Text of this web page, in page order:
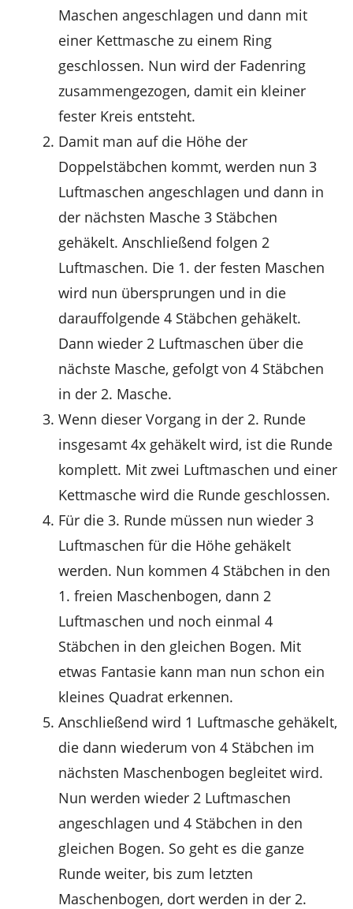
Maschen angeschlagen und dann mit
einer Kettmasche zu einem Ring
geschlossen. Nun wird der Fadenring
zusammengezogen, damit ein kleiner
fester Kreis entsteht.
Damit man auf die Höhe der
Doppelstäbchen kommt, werden nun 3
Luftmaschen angeschlagen und dann in
der nächsten Masche 3 Stäbchen
gehäkelt. Anschließend folgen 2
Luftmaschen. Die 1. der festen Maschen
wird nun übersprungen und in die
darauffolgende 4 Stäbchen gehäkelt.
Dann wieder 2 Luftmaschen über die
nächste Masche, gefolgt von 4 Stäbchen
in der 2. Masche.
Wenn dieser Vorgang in der 2. Runde
insgesamt 4x gehäkelt wird, ist die Runde
komplett. Mit zwei Luftmaschen und einer
Kettmasche wird die Runde geschlossen.
Für die 3. Runde müssen nun wieder 3
Luftmaschen für die Höhe gehäkelt
werden. Nun kommen 4 Stäbchen in den
1. freien Maschenbogen, dann 2
Luftmaschen und noch einmal 4
Stäbchen in den gleichen Bogen. Mit
etwas Fantasie kann man nun schon ein
kleines Quadrat erkennen.
Anschließend wird 1 Luftmasche gehäkelt,
die dann wiederum von 4 Stäbchen im
nächsten Maschenbogen begleitet wird.
Nun werden wieder 2 Luftmaschen
angeschlagen und 4 Stäbchen in den
gleichen Bogen. So geht es die ganze
Runde weiter, bis zum letzten
Maschenbogen, dort werden in der 2.